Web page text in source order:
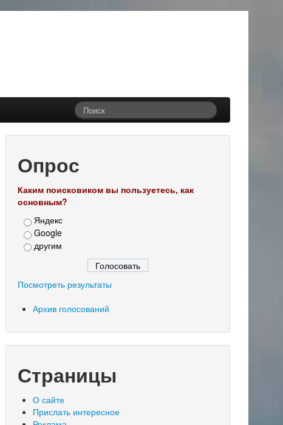
Опрос
Каким поисковиком вы пользуетесь, как
основным?
Яндекс
Google
другим
Посмотреть результаты
Архив голосований
Страницы
О сайте
Прислать интересное